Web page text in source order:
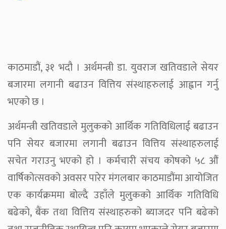
काठमाडौं, ३१ भदौ । अर्थमन्त्री डा. युवराज खतिवडाले सेयर
बजारमा लगानी बढाउन वित्तिय संस्थाहरुलाई आह्वान गर्नु
भएको छ ।
अर्थमन्त्री खतिवडाले मुलुकको आर्थिक गतिविधिलाई बढाउन
पनि सेयर बजारमा लगानी बढाउन वित्तिय संस्थाहरुलाई
सचेत गराउनु भएको हो । कर्मचारी संचय कोषको ५८ औं
वार्षिकोत्सवको अवसर पारेर मंगलबार काठमाडौंमा आयोजित
एक कार्यक्रममा बोल्दै उहाँले मुलुकको आर्थिक गतिविधि
बढेको, बैंक तथा वित्तिय संस्थाहरुको ब्याजदर पनि बढेको